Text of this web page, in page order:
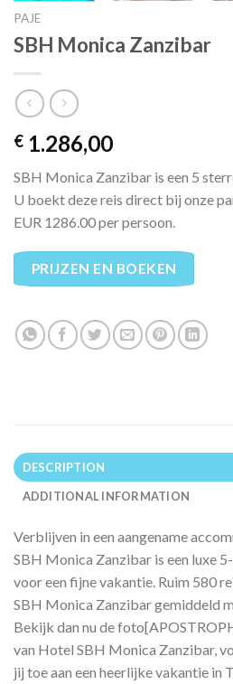
PAJE
SBH Monica Zanzibar
€ 1.286,00
SBH Monica Zanzibar is een 5
U boekt deze reis direct bij onze
EUR 1286.00 per persoon.
PRIJZEN EN BOEKEN
DESCRIPTION
ADDITIONAL INFORMATION
Verblijven in een aangename
SBH Monica Zanzibar is een luxe
voor een fijne vakantie. Ruim 580
SBH Monica Zanzibar gemiddeld
Bekijk dan nu de
van Hotel SBH Monica Zanzibar,
jij toe aan een heerlijke vakantie in